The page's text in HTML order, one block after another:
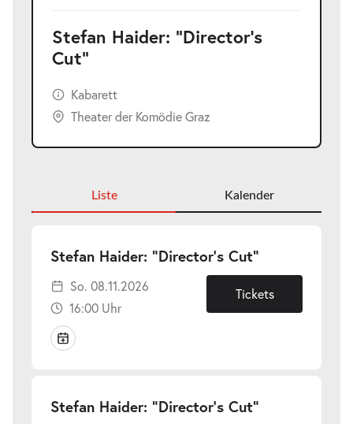
Stefan Haider: "Director's
Cut"
Kabarett
Theater der Komödie Graz
Liste Kalender
Stefan Haider: "Director's Cut"
So.
08.11.2026
So. 08.11.2026
16:00 Uhr
Tickets
Stefan Haider: "Director's Cut"